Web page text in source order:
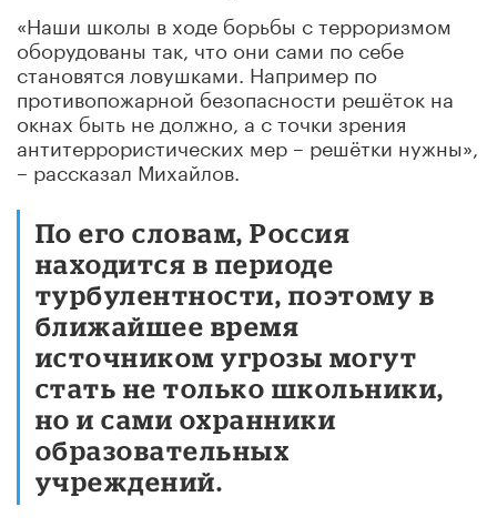
«Наши школы в ходе борьбы с терроризмом
оборудованы так, что они сами по себе
становятся ловушками. Например по
противопожарной безопасности решёток на
окнах быть не должно, а с точки зрения
антитеррористических мер – решётки нужны»,
– рассказал Михайлов.
По его словам, Россия
находится в периоде
турбулентности, поэтому в
ближайшее время
источником угрозы могут
стать не только школьники,
но и сами охранники
образовательных
учреждений.